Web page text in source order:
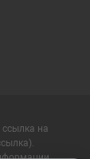
на